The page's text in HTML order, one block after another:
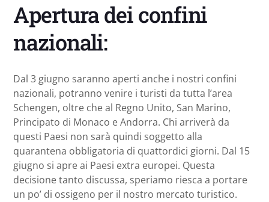
Apertura dei confini
nazionali:
Dal 3 giugno saranno aperti anche i nostri confini
nazionali, potranno venire i turisti da tutta l’area
Schengen, oltre che al Regno Unito, San Marino,
Principato di Monaco e Andorra. Chi arriverà da
questi Paesi non sarà quindi soggetto alla
quarantena obbligatoria di quattordici giorni. Dal 15
giugno si apre ai Paesi extra europei. Questa
decisione tanto discussa, speriamo riesca a portare
un po’ di ossigeno per il nostro mercato turistico.